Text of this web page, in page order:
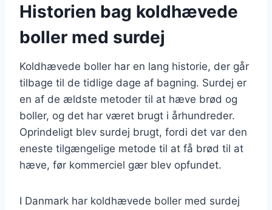
Historien bag koldhævede
boller med surdej
Koldhævede boller har en lang historie, der går
tilbage til de tidlige dage af bagning. Surdej er
en af de ældste metoder til at hæve brød og
boller, og det har været brugt i århundreder.
Oprindeligt blev surdej brugt, fordi det var den
eneste tilgængelige metode til at få brød til at
hæve, før kommerciel gær blev opfundet.
I Danmark har koldhævede boller med surdej